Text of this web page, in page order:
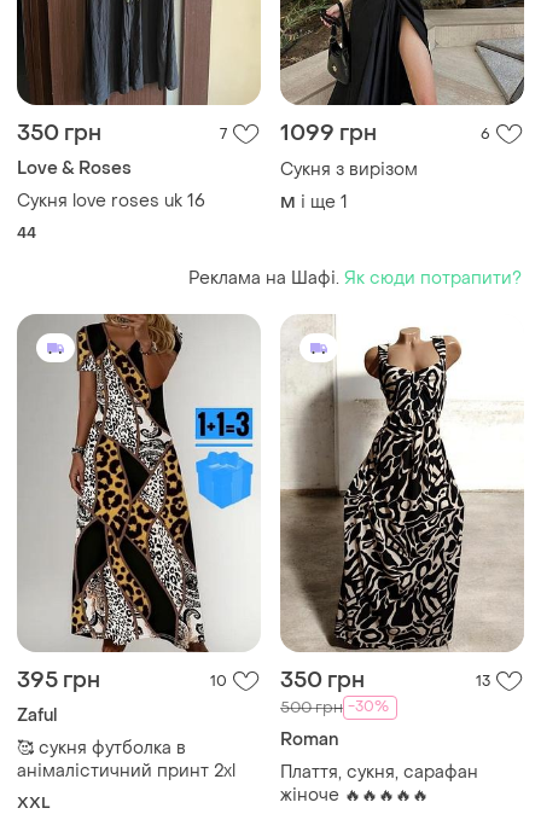
350 грн 7
Love & Roses
Сукня love roses uk 16
44
1099 грн 6
Сукня з вирізом
M і ще 1
Реклама на Шафі. Як сюди потрапити?
395 грн 10
Zaful
🥰 сукня футболка в
анімалістичний принт 2xl
XXL
350 грн 13
500 грн -30%
Roman
Плаття, сукня, сарафан
жіноче 🔥🔥🔥🔥🔥